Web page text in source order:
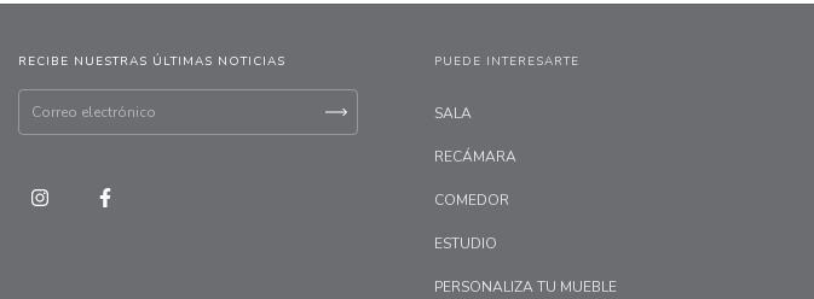
RECIBE NUESTRAS ÚLTIMAS NOTICIAS PUEDE INTERESARTE
SALA
RECÁMARA
COMEDOR
ESTUDIO
PERSONALIZA TU MUEBLE